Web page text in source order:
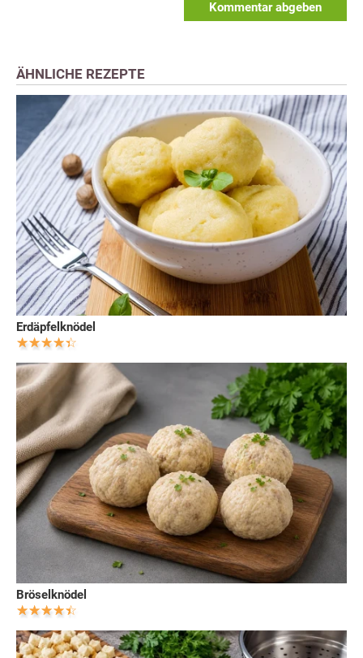
Kommentar abgeben
ÄHNLICHE REZEPTE
Erdäpfelknödel
Bröselknödel